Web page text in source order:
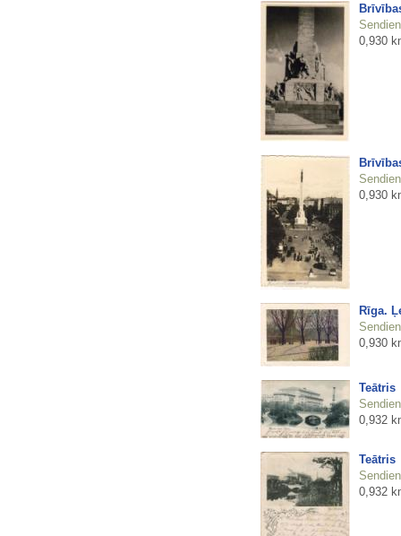
0,930
0,930
Rīga.
0,930
Teātris
0,932
Teātris
0,932